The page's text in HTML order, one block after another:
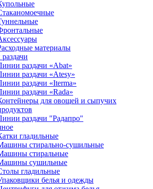
материалы
раздачи «Abat»
раздачи «Atesy»
раздачи «Iterma»
раздачи «Rada»
для овощей и сыпучих
раздачи "Радапро"
гладильные
стирально-сушильные
стиральные
сушильные
гладильные
белья и одежды